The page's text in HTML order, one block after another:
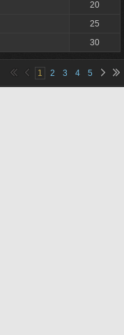
20
25
30
1 2 3 4 5